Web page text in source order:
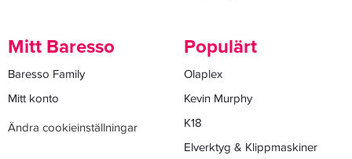
Mitt Baresso
Baresso Family
Mitt konto
Ändra cookieinställningar
Populärt
Olaplex
Kevin Murphy
K18
Elverktyg & Klippmaskiner